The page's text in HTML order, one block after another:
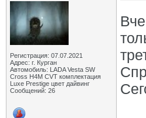
Регистрация: 07.07.2021
Адрес: г. Курган
Автомобиль: LADA Vesta SW
Cross H4M CVT комплектация
Luxe Prestige цвет дайвинг
Сообщений: 26